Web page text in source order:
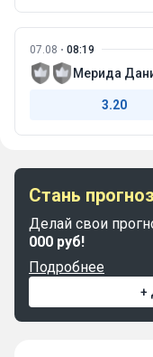
07.08 08:19
Мерида
3.20
Стань
Делай свои
000 руб!
Подробнее
+